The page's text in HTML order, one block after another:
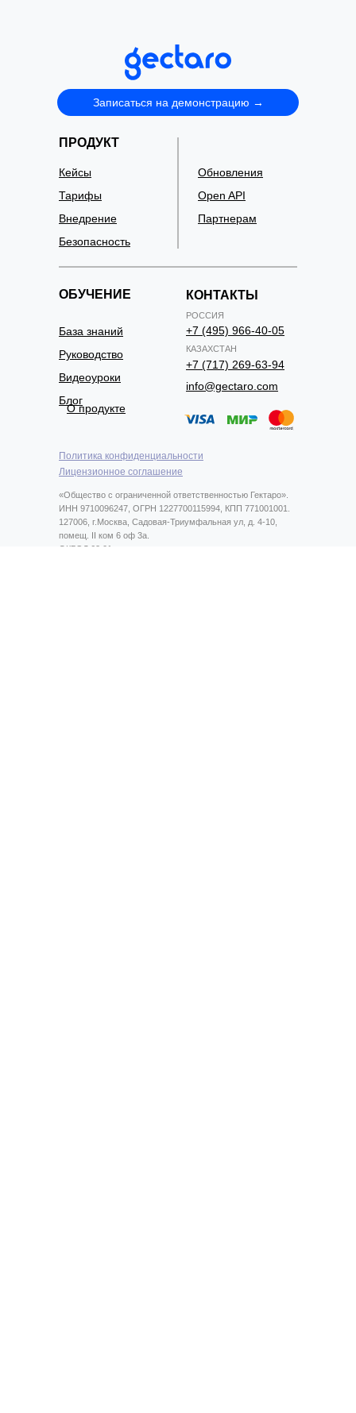
ПРОДУКТ
Внедрение
Безопасность
Обновления
ОБУЧЕНИЕ
Руководство
Видеоуроки
Open API
КОНТАКТЫ
+7 (495) 966-40-05
info@gectaro.com
Политика конфиденциальности
Кейсы
Тарифы
Лицензионное соглашение
«Общество с ограниченной ответственностью Гектаро».
ИНН 9710096247, ОГРН 1227700115994, КПП 771001001.
127006, г.Москва, Садовая-Триумфальная ул, д. 4-10,
помещ. II ком 6 оф 3а.
ОКВЭД 62.01
База знаний
Партнерам
Блог
О продукте
+7 (717) 269-63-94
Записаться на демонстрацию →
РОССИЯ
КАЗАХСТАН